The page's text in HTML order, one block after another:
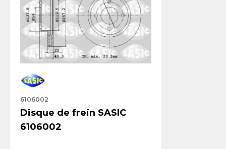
6106002
Disque de frein SASIC
6106002